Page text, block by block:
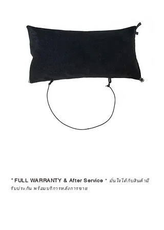
*FULL WARRANTY & After Service * มั่นใจได้กับสินค้ามี
รับประกัน พร้อมบริการหลังการขาย